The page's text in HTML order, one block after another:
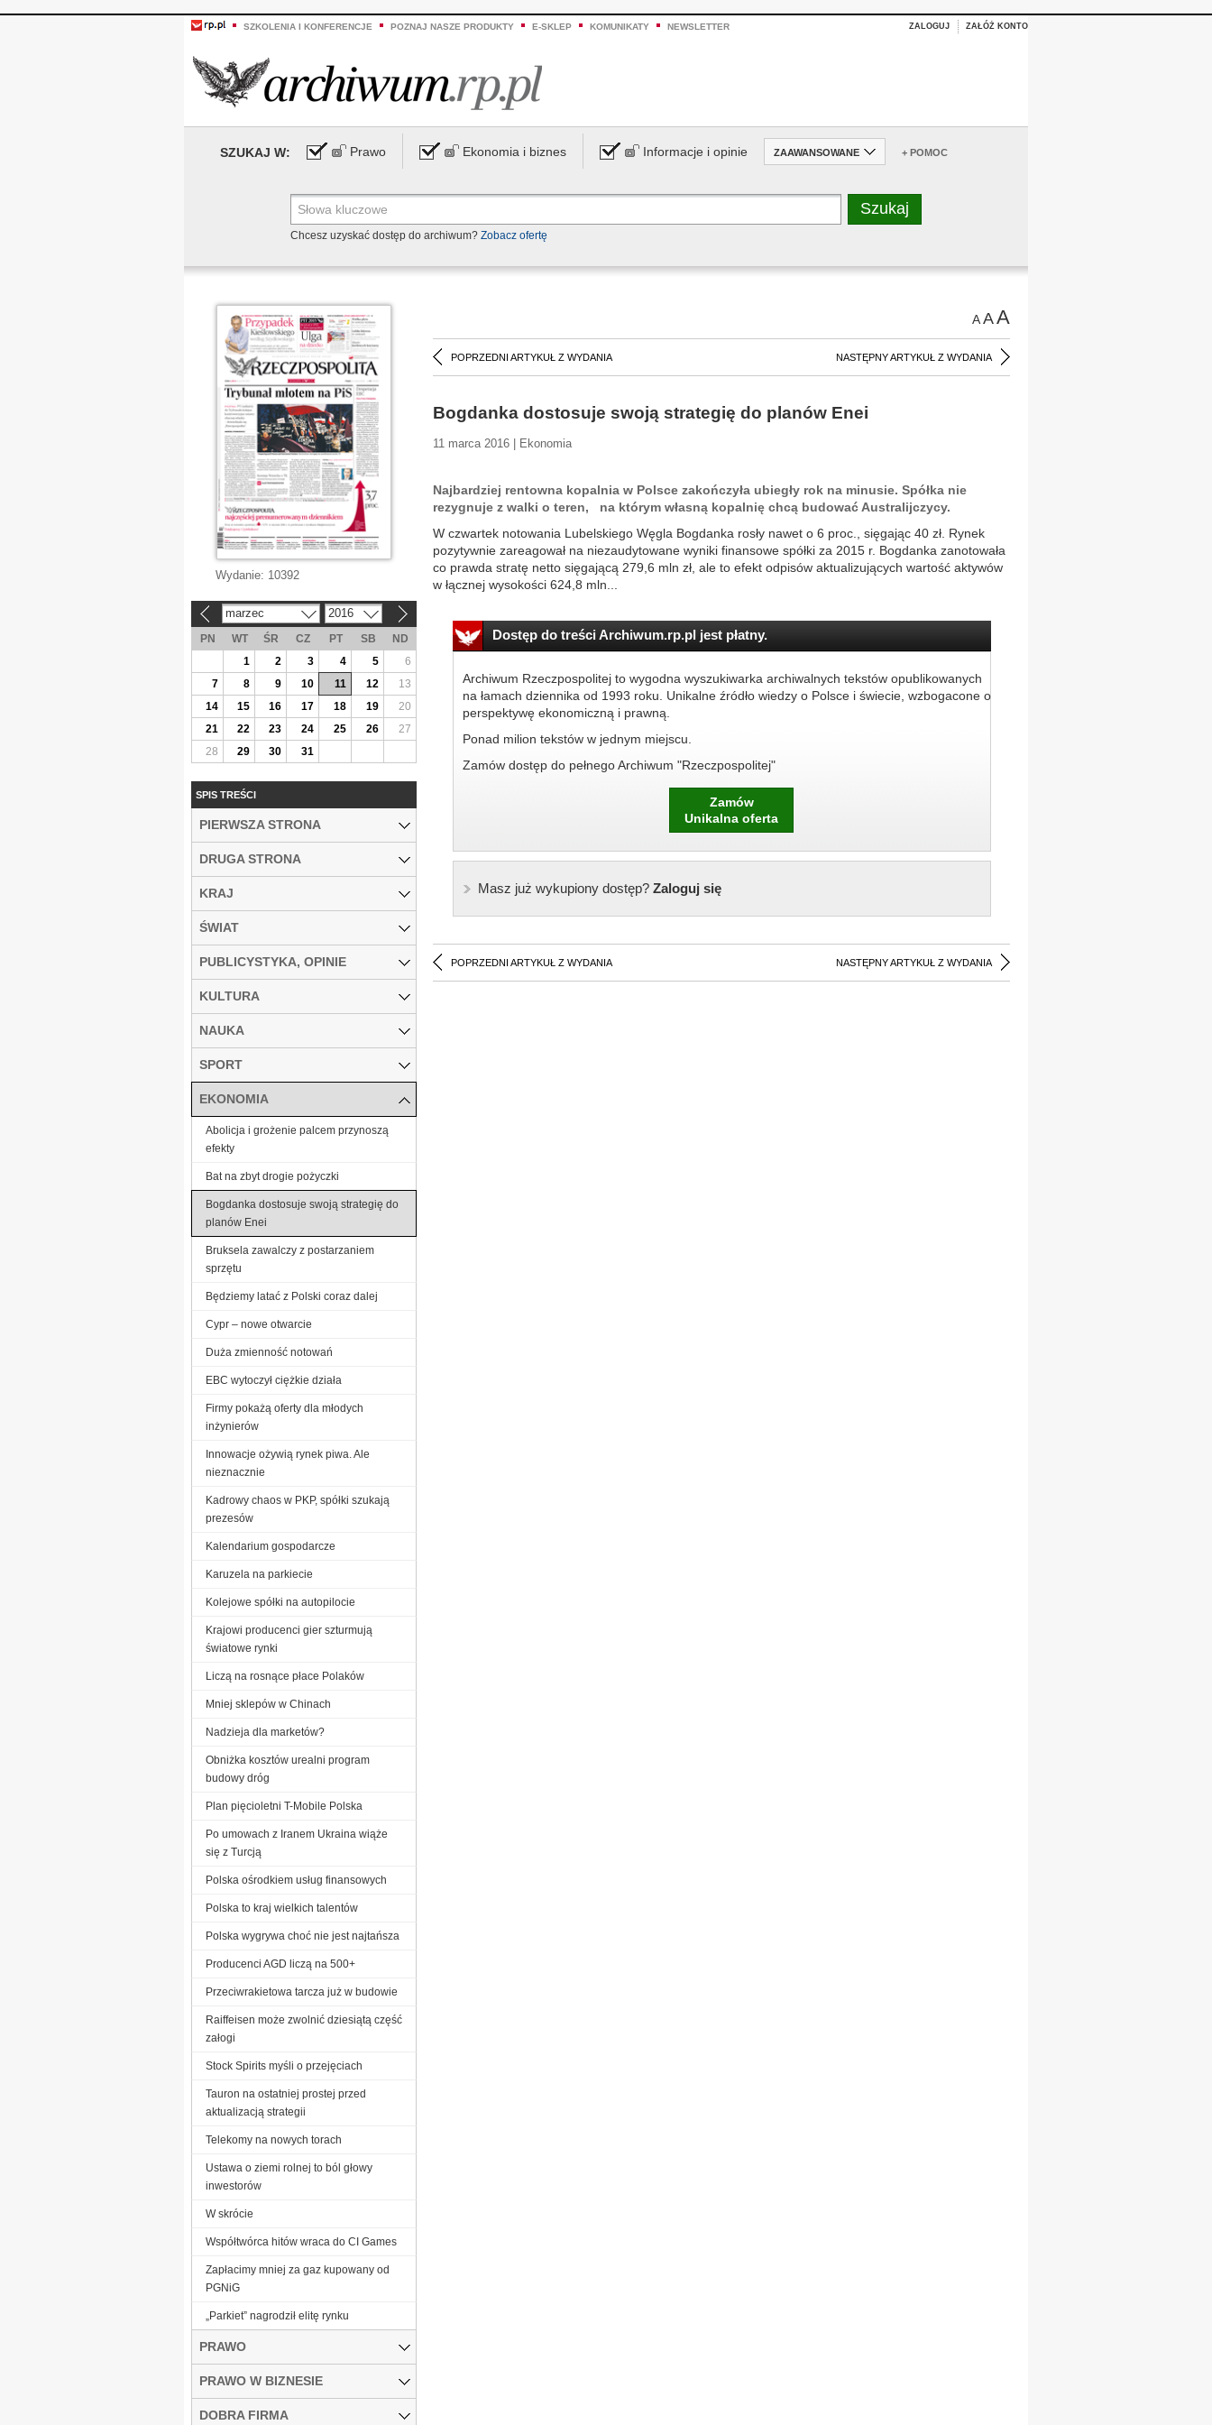
SZKOLENIA I KONFERENCJE POZNAJ NASZE PRODUKTY E-SKLEP KOMUNIKATY NEWSLETTER ZALOGUJ ZAŁÓŻ KONTO
SZUKAJ W: Prawo Ekonomia i biznes Informacje i opinie ZAAWANSOWANE + POMOC
Chcesz uzyskać dostęp do archiwum? Zobacz ofertę
AAA
POPRZEDNI ARTYKUŁ Z WYDANIA NASTĘPNY ARTYKUŁ Z WYDANIA
Bogdanka dostosuje swoją strategię do planów Enei
11 marca 2016 | Ekonomia
Najbardziej rentowna kopalnia w Polsce zakończyła ubiegły rok na minusie. Spółka nie
rezygnuje z walki o teren, na którym własną kopalnię chcą budować Australijczycy.
W czwartek notowania Lubelskiego Węgla Bogdanka rosły nawet o 6 proc., sięgając 40 zł. Rynek
pozytywnie zareagował na niezaudytowane wyniki finansowe spółki za 2015 r. Bogdanka zanotowała
co prawda stratę netto sięgającą 279,6 mln zł, ale to efekt odpisów aktualizujących wartość aktywów
w łącznej wysokości 624,8 mln...
Dostęp do treści Archiwum.rp.pl jest płatny.
Archiwum Rzeczpospolitej to wygodna wyszukiwarka archiwalnych tekstów opublikowanych
na łamach dziennika od 1993 roku. Unikalne źródło wiedzy o Polsce i świecie, wzbogacone o
perspektywę ekonomiczną i prawną.
Ponad milion tekstów w jednym miejscu.
Zamów dostęp do pełnego Archiwum "Rzeczpospolitej"
Zamów
Unikalna oferta
Masz już wykupiony dostęp?Zaloguj się
POPRZEDNI ARTYKUŁ Z WYDANIA NASTĘPNY ARTYKUŁ Z WYDANIA
Wydanie: 10392
marzec 2016
PN WT ŚR CZ PT SB
ND
1
2 3 4 5
6
7
8 9 10 11 12
13
14
15 16 17 18 19
20
21
22 23 24 25 26
27
28
29 30 31
SPIS TREŚCI
PIERWSZA STRONA
DRUGA STRONA
KRAJ
ŚWIAT
PUBLICYSTYKA, OPINIE
KULTURA
NAUKA
SPORT
EKONOMIA
Abolicja i grożenie palcem przynoszą
efekty
Bat na zbyt drogie pożyczki
Bogdanka dostosuje swoją strategię do
planów Enei
Bruksela zawalczy z postarzaniem
sprzętu
Będziemy latać z Polski coraz dalej
Cypr – nowe otwarcie
Duża zmienność notowań
EBC wytoczył ciężkie działa
Firmy pokażą oferty dla młodych
inżynierów
Innowacje ożywią rynek piwa. Ale
nieznacznie
Kadrowy chaos w PKP, spółki szukają
prezesów
Kalendarium gospodarcze
Karuzela na parkiecie
Kolejowe spółki na autopilocie
Krajowi producenci gier szturmują
światowe rynki
Liczą na rosnące płace Polaków
Mniej sklepów w Chinach
Nadzieja dla marketów?
Obniżka kosztów urealni program
budowy dróg
Plan pięcioletni T-Mobile Polska
Po umowach z Iranem Ukraina wiąże
się z Turcją
Polska ośrodkiem usług finansowych
Polska to kraj wielkich talentów
Polska wygrywa choć nie jest najtańsza
Producenci AGD liczą na 500+
Przeciwrakietowa tarcza już w budowie
Raiffeisen może zwolnić dziesiątą część
załogi
Stock Spirits myśli o przejęciach
Tauron na ostatniej prostej przed
aktualizacją strategii
Telekomy na nowych torach
Ustawa o ziemi rolnej to ból głowy
inwestorów
W skrócie
Współtwórca hitów wraca do CI Games
Zapłacimy mniej za gaz kupowany od
PGNiG
„Parkiet” nagrodził elitę rynku
PRAWO
PRAWO W BIZNESIE
DOBRA FIRMA